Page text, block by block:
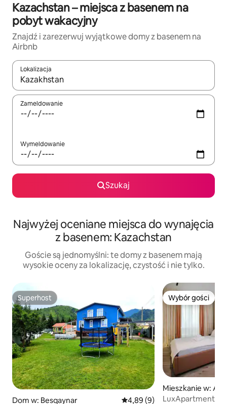
Kazachstan – miejsca z basenem na
pobyt wakacyjny
Znajdź i zarezerwuj wyjątkowe domy z basenem na
Airbnb
Lokalizacja
Gdy wyniki będą dostępne, możesz poruszać się po nich za
Zameldowanie
Wymeldowanie
Szukaj
Najwyżej oceniane miejsca do wynajęcia
z basenem: Kazachstan
Goście są jednomyślni: te domy z basenem mają
wysokie oceny za lokalizację, czystość i nie tylko.
Superhost
Superhost
Dom w: Besqaynar Średnia ocena: 4,89 na 5,
4,89 (9)
Wybór gości
Wybór gości
Mieszkanie w:
LuxApartments